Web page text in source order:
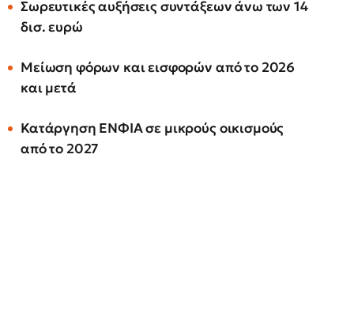
Σωρευτικές αυξήσεις συντάξεων άνω των 14
δισ. ευρώ
Μείωση φόρων και εισφορών από το 2026
και μετά
Κατάργηση ΕΝΦΙΑ σε μικρούς οικισμούς
από το 2027